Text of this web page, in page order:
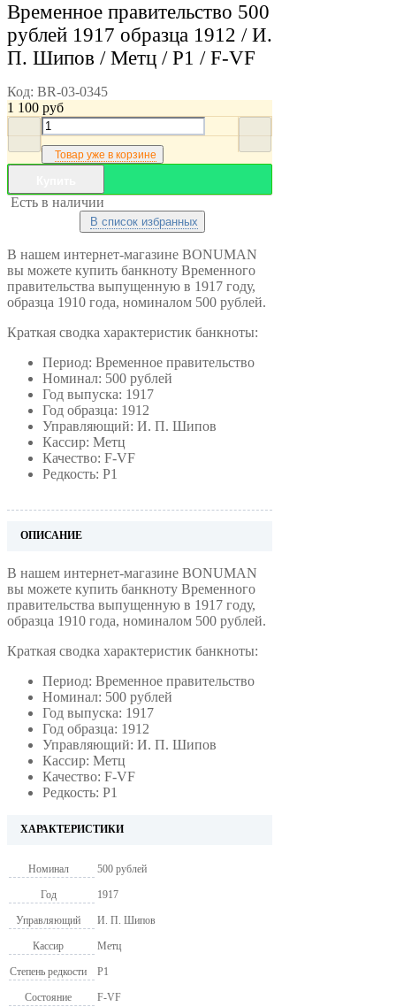
Временное правительство 500
рублей 1917 образца 1912 / И.
П. Шипов / Метц / Р1 / F-VF
Код: BR-03-0345
1 100 руб
Товар уже в корзине
Есть в наличии
В список избранных
В нашем интернет-магазине BONUMAN
вы можете купить банкноту Временного
правительства выпущенную в 1917 году,
образца 1910 года, номиналом 500 рублей.
Краткая сводка характеристик банкноты:
Период: Временное правительство
Номинал: 500 рублей
Год выпуска: 1917
Год образца: 1912
Управляющий: И. П. Шипов
Кассир: Метц
Качество: F-VF
Редкость: Р1
ОПИСАНИЕ
В нашем интернет-магазине BONUMAN
вы можете купить банкноту Временного
правительства выпущенную в 1917 году,
образца 1910 года, номиналом 500 рублей.
Краткая сводка характеристик банкноты:
Период: Временное правительство
Номинал: 500 рублей
Год выпуска: 1917
Год образца: 1912
Управляющий: И. П. Шипов
Кассир: Метц
Качество: F-VF
Редкость: Р1
ХАРАКТЕРИСТИКИ
Номинал 500 рублей
Год 1917
Управляющий И. П. Шипов
Кассир Метц
Степень редкости P1
Состояние F-VF